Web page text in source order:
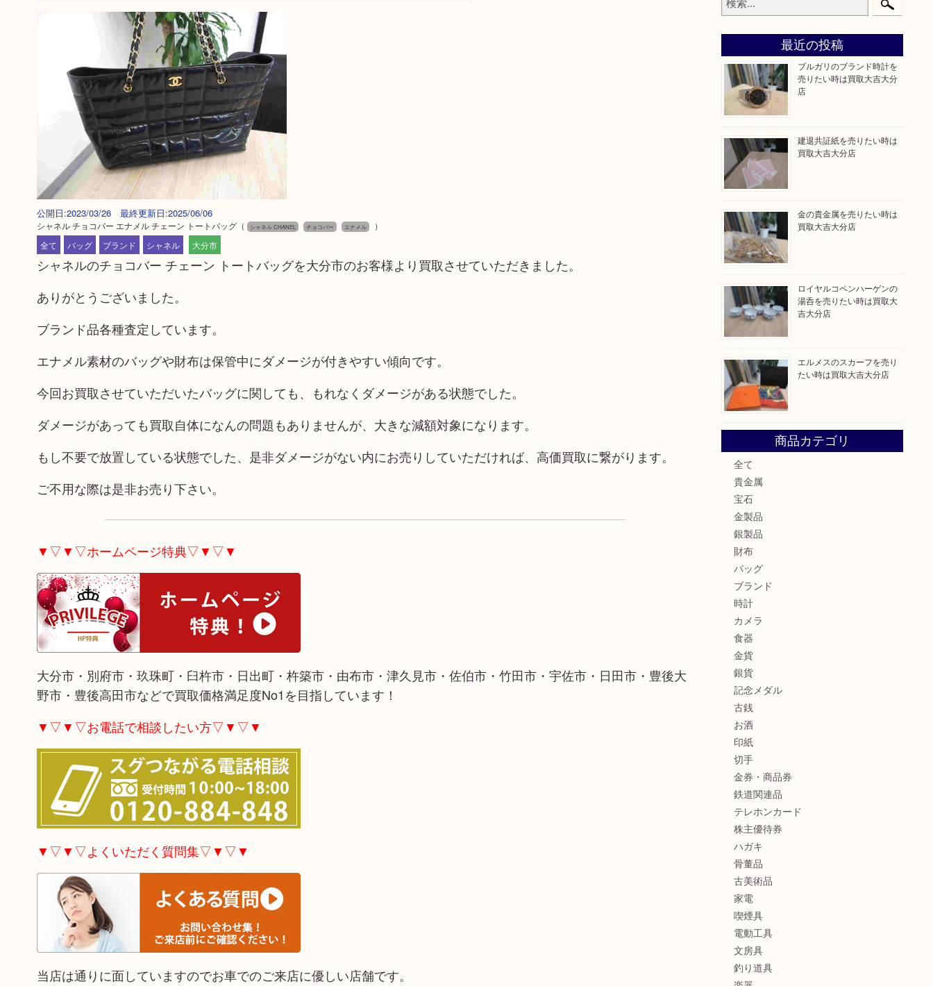
公開日:2023/03/26 最終更新日:2025/06/06
シャネル チョコバー エナメル チェーン トートバッグ（ シャネル CHANEL チョコバー エナメル
）
全て
バッグ ブランド シャネル 大分市
シャネルのチョコバー チェーン トートバッグを大分市のお客様より買取させていただきました。
ありがとうございました。
ブランド品各種査定しています。
エナメル素材のバッグや財布は保管中にダメージが付きやすい傾向です。
今回お買取させていただいたバッグに関しても、もれなくダメージがある状態でした。
ダメージがあっても買取自体になんの問題もありませんが、大きな減額対象になります。
もし不要で放置している状態でした、是非ダメージがない内にお売りしていただければ、高価買取に繋がります。
ご不用な際は是非お売り下さい。
▼▽▼▽ホームページ特典▽▼▽▼
大分市・別府市・玖珠町・臼杵市・日出町・杵築市・由布市・津久見市・佐伯市・竹田市・宇佐市・日田市・豊後大
野市・豊後高田市などで買取価格満足度No1を目指しています！
▼▽▼▽お電話で相談したい方▽▼▽▼
▼▽▼▽よくいただく質問集▽▼▽▼
当店は通りに面していますのでお車でのご来店に優しい店舗です。
最近の投稿
ブルガリのブランド時計を
売りたい時は買取大吉大分
店
建退共証紙を売りたい時は
買取大吉大分店
金の貴金属を売りたい時は
買取大吉大分店
ロイヤルコペンハーゲンの
湯呑を売りたい時は買取大
吉大分店
エルメスのスカーフを売り
たい時は買取大吉大分店
商品カテゴリ
全て
貴金属
宝石
金製品
銀製品
財布
バッグ
ブランド
時計
カメラ
食器
金貨
銀貨
記念メダル
古銭
お酒
印紙
切手
金券・商品券
鉄道関連品
テレホンカード
株主優待券
ハガキ
骨董品
古美術品
家電
喫煙具
電動工具
文房具
釣り道具